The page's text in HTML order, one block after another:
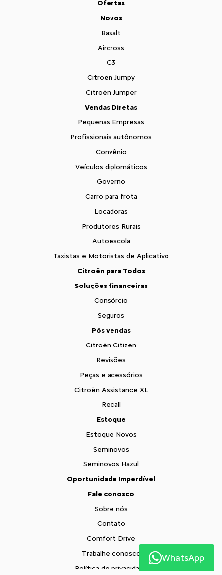
Ofertas
Novos
Basalt
Aircross
C3
Citroën Jumpy
Citroën Jumper
Vendas Diretas
Pequenas Empresas
Profissionais autônomos
Convênio
Veículos diplomáticos
Governo
Carro para frota
Locadoras
Produtores Rurais
Autoescola
Taxistas e Motoristas de Aplicativo
Citroën para Todos
Soluções financeiras
Consórcio
Seguros
Pós vendas
Citroën Citizen
Revisões
Peças e acessórios
Citroën Assistance XL
Recall
Estoque
Estoque Novos
Seminovos
Seminovos Hazul
Oportunidade Imperdível
Fale conosco
Sobre nós
Contato
Comfort Drive
Trabalhe conosco
Política de privacidade
WhatsApp